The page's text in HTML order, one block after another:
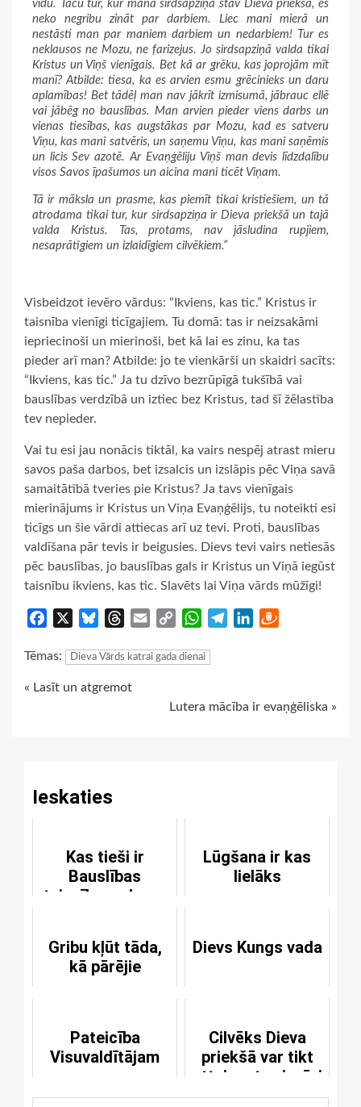
vidū. Taču tur, kur mana sirdsapziņa stāv Dieva priekšā, es
neko negribu zināt par darbiem. Liec mani mierā un
nestāsti man par maniem darbiem un nedarbiem! Tur es
neklausos ne Mozu, ne farizejus. Jo sirdsapziņā valda tikai
Kristus un Viņš vienīgais. Bet kā ar grēku, kas joprojām mīt
manī? Atbilde: tiesa, ka es arvien esmu grēcinieks un daru
aplamības! Bet tādēļ man nav jākrīt izmisumā, jābrauc ellē
vai jābēg no bauslības. Man arvien pieder viens darbs un
vienas tiesības, kas augstākas par Mozu, kad es satveru
Viņu, kas mani satvēris, un saņemu Viņu, kas mani saņēmis
un licis Sev azotē. Ar Evaņģēliju Viņš man devis līdzdalību
visos Savos īpašumos un aicina mani ticēt Viņam.
Tā ir māksla un prasme, kas piemīt tikai kristiešiem, un tā
atrodama tikai tur, kur sirdsapziņa ir Dieva priekšā un tajā
valda Kristus. Tas, protams, nav jāsludina rupjiem,
nesaprātīgiem un izlaidīgiem cilvēkiem.”
Visbeidzot ievēro vārdus: “Ikviens, kas tic.” Kristus ir
taisnība vienīgi ticīgajiem. Tu domā: tas ir neizsakāmi
iepriecinoši un mierinoši, bet kā lai es zinu, ka tas
pieder arī man? Atbilde: jo te vienkārši un skaidri sacīts:
“Ikviens, kas tic.” Ja tu dzīvo bezrūpīgā tukšībā vai
bauslības verdzībā un iztiec bez Kristus, tad šī žēlastība
tev nepieder.
Vai tu esi jau nonācis tiktāl, ka vairs nespēj atrast mieru
savos paša darbos, bet izsalcis un izslāpis pēc Viņa savā
samaitātībā tveries pie Kristus? Ja tavs vienīgais
mierinājums ir Kristus un Viņa Evaņģēlijs, tu noteikti esi
ticīgs un šie vārdi attiecas arī uz tevi. Proti, bauslības
valdīšana pār tevis ir beigusies. Dievs tevi vairs netiesās
pēc bauslības, jo bauslības gals ir Kristus un Viņā iegūst
taisnību ikviens, kas tic. Slavēts lai Viņa vārds mūžīgi!
Facebook BlueskyThreads
Email
Copy
WhatsApp
TelegramLinkedIn
Tēmas: Dieva Vārds katrai gada dienai
Continue
« Lasīt un atgremot
Lutera mācība ir evaņģēliska »
Ieskaties
Kas tieši ir
Bauslības
taisnība un kas -
Lūgšana ir kas
lielāks
Gribu kļūt tāda,
kā pārējie
Dievs Kungs vada
Pateicība
Visuvaldītājam
Cilvēks Dieva
priekšā var tikt
attaisnots vienīgi
žēlastībā